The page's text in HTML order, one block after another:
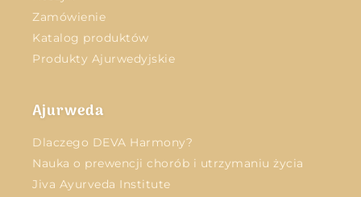
Zamówienie
Katalog produktów
Produkty Ajurwedyjskie
Ajurweda
Dlaczego DEVA Harmony?
Nauka o prewencji chorób i utrzymaniu życia
Jiva Ayurveda Institute